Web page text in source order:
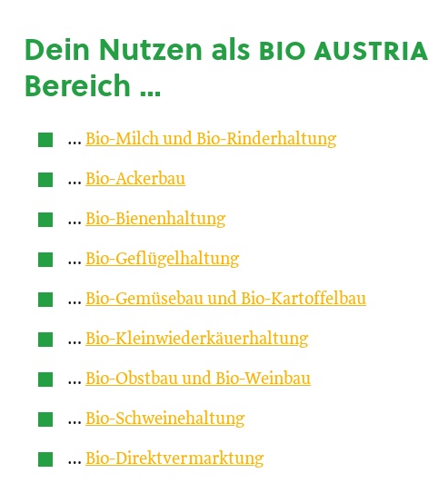
Dein Nutzen als bio austria
Bereich …
… Bio-Milch und Bio-Rinderhaltung
… Bio-Ackerbau
… Bio-Bienenhaltung
… Bio-Geflügelhaltung
… Bio-Gemüsebau und Bio-Kartoffelbau
… Bio-Kleinwiederkäuerhaltung
… Bio-Obstbau und Bio-Weinbau
… Bio-Schweinehaltung
… Bio-Direktvermarktung